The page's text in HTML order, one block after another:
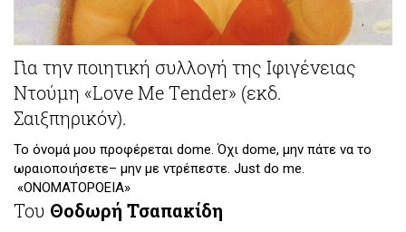
Για την ποιητική συλλογή της Ιφιγένειας
Ντούμη «Love Μe Τender» (εκδ.
Σαιξπηρικόν).
Το όνομά μου προφέρεται dome. Όχι dome, μην πάτε να το
ωραιοποιήσετε– μην με ντρέπεστε. Just do me.
«ONOMATOPOEIA»
Του Θοδωρή Τσαπακίδη